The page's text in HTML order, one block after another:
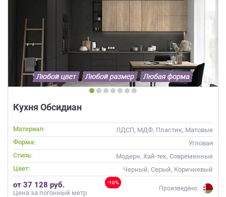
Кухня Обсидиан
Материал:
ЛДСП, МДФ, Пластик, Матовые
Форма:
Угловая
Стиль:
Модерн, Хай-тек, Современные
Цвет:
Черный, Серый, Коричневый
-10%
от 37 128 руб.
Цена за погонный метр
Произведено: